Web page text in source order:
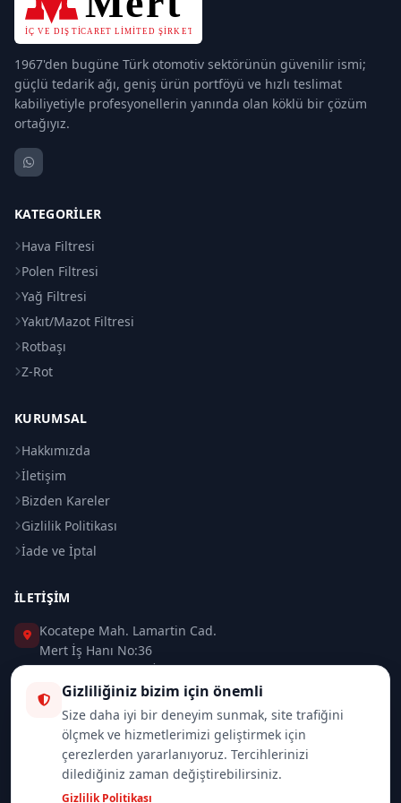
1967'den bugüne Türk otomotiv sektörünün güvenilir ismi;
güçlü tedarik ağı, geniş ürün portföyü ve hızlı teslimat
kabiliyetiyle profesyonellerin yanında olan köklü bir çözüm
ortağıyız.
KATEGORILER
Hava Filtresi
Polen Filtresi
Yağ Filtresi
Yakıt/Mazot Filtresi
Rotbaşı
Z-Rot
KURUMSAL
Hakkımızda
İletişim
Bizden Kareler
Gizlilik Politikası
İade ve İptal
İLETIŞIM
Kocatepe Mah. Lamartin Cad.
Mert İş Hanı No:36
Taksim / Beyoğlu / İSTANBUL
0 (212) 235 37 83
0 (532) 418 08 46
info@merttrade.com
Gizliliğiniz bizim için önemli
Size daha iyi bir deneyim sunmak, site trafiğini
ölçmek ve hizmetlerimizi geliştirmek için
çerezlerden yararlanıyoruz. Tercihlerinizi
dilediğiniz zaman değiştirebilirsiniz.
Gizlilik Politikası